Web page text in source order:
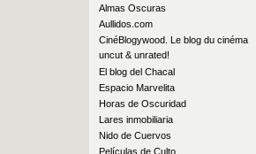
Almas Oscuras
Aullidos.com
CinéBlogywood. Le blog du cinéma
uncut & unrated!
El blog del Chacal
Espacio Marvelita
Horas de Oscuridad
Lares inmobiliaria
Nido de Cuervos
Películas de Culto